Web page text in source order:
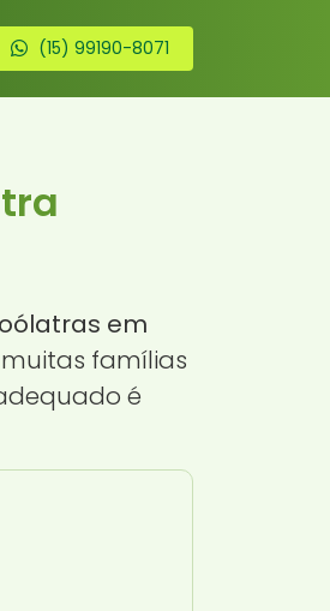
(15) 99190-8071
em
muitas famílias
é